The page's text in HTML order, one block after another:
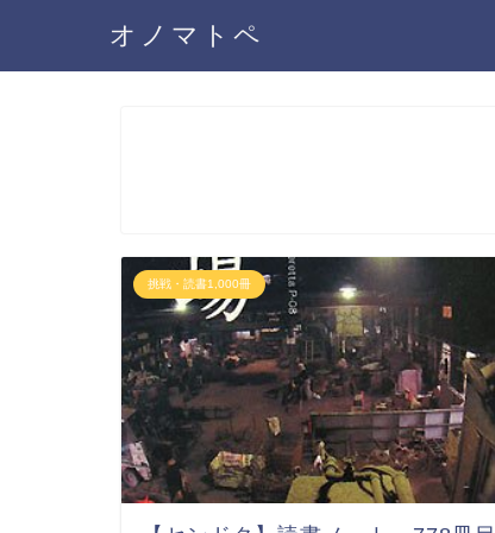
オノマトペ
挑戦・読書1,000冊